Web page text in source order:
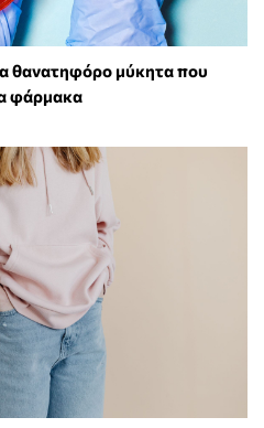
θανατηφόρο μύκητα που
φάρμακα